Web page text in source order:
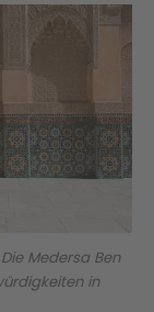
Medersa Ben
in